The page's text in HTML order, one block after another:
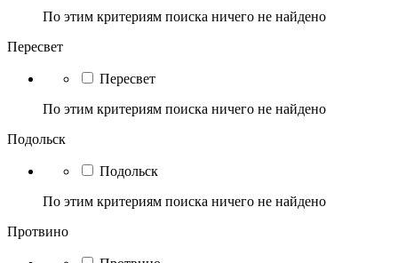
По этим критериям поиска ничего не найдено
Пересвет
Пересвет
По этим критериям поиска ничего не найдено
Подольск
Подольск
По этим критериям поиска ничего не найдено
Протвино